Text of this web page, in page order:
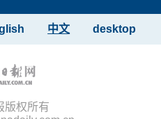
desktop
中文
版权所有